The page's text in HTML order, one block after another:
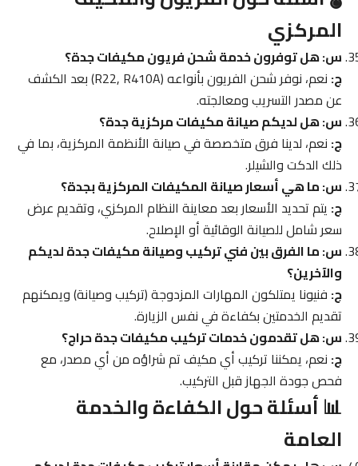
المركزي
س: هل توفرون خدمة شحن فريون مكيفات جدة؟
ج:
نعم، نوفر شحن الفريون بأنواعه (R22, R410A) بعد الكشف
عن مصدر التسريب ومعالجته.
س: هل لديكم صيانة مكيفات مركزية جدة؟
ج: نعم، لدينا فرق متخصصة في صيانة الأنظمة المركزية، بما في
ذلك الدكت والشيلر.
س: ما هي أسعار صيانة المكيفات المركزية بجدة؟
ج: يتم تحديد الأسعار بعد معاينة النظام المركزي، وتقديم عرض
سعر شامل للصيانة الوقائية أو الإصلاح.
س: ما الفرق بين فني تركيب وصيانة مكيفات جدة لديكم
والآخرين؟
ج: فنيونا يمتلكون المهارات المزدوجة (تركيب وصيانة) ويمكنهم
تقديم الخدمتين بكفاءة في نفس الزيارة.
س: هل تقدمون خدمات تركيب مكيفات جدة حراج؟
ج: نعم، يمكننا تركيب أي مكيف تم شراؤه من أي مصدر، مع
فحص جودة الجهاز قبل التركيب.
📊 أسئلة حول الكفاءة والخدمة
العامة